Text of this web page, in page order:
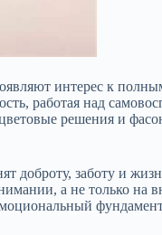
интерес к
работая над
решения и
доброту, заботу и
а не только на